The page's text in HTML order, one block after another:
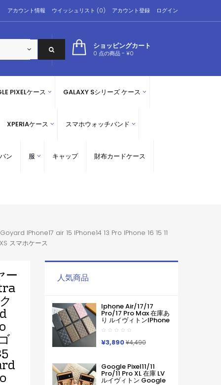
アカウント情報 ウイッシュリスト (0) アカウント登録 ログイン
ショッピングカート
0 点の商品 - ¥0
PIXELケース GALAXY Sシリーズ ケース
XPERIAケース スマホウォッチバンド
ン 服 キャップ 財布カードケース
IPhone17 air 15 IPhone14 13 Pro IPhone 16 15 11
スマホケース
ー 人気商品
Iphone Air/17/17
Pro/17 Pro Max 在庫あ
り ルイヴィトンiPhone
Air 17pro Max 16 15
Pro Maxケース手帳型
ブランドグッチカード
入れ IPhone17 16 15 14
Iphone11 12 13 14 手帳
型ケース メンズ本革製
スマホケース アイフォ
ン15 14 13 Pro Max 手
¥3,890¥4,490
Google Pixel11/11
Pro/11 Pro XL 在庫 LV
ルイヴィトン Google